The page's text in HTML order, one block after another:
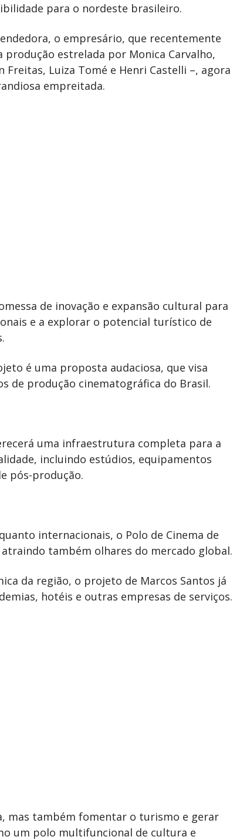
para o nordeste brasileiro.
o empresário, que recentemente
estrelada por Monica Carvalho,
Luiza Tomé e Henri Castelli –, agora
empreitada.
de inovação e expansão cultural para
e a explorar o potencial turístico de
é uma proposta audaciosa, que visa
de produção cinematográfica do Brasil.
uma infraestrutura completa para a
incluindo estúdios, equipamentos
pós-produção.
internacionais, o Polo de Cinema de
também olhares do mercado global.
da região, o projeto de Marcos Santos já
hotéis e outras empresas de serviços.
mas também fomentar o turismo e gerar
um polo multifuncional de cultura e